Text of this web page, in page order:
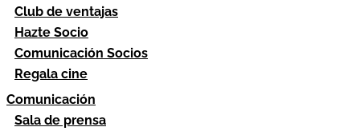
Club de ventajas
Hazte Socio
Comunicación Socios
Regala cine
Comunicación
Sala de prensa